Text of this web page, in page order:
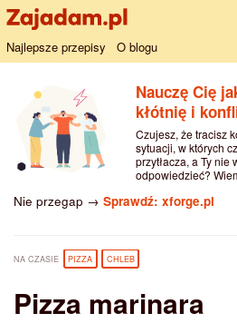
Najlepsze przepisy O blogu
Nauczę Cię
kłótnię i
Czujesz, że tracisz
sytuacji, w których
przytłacza, a Ty nie
odpowiedzieć?
Nie przegap → Sprawdź: xforge.pl
NA CZASIE PIZZA CHLEB
Pizza marinara